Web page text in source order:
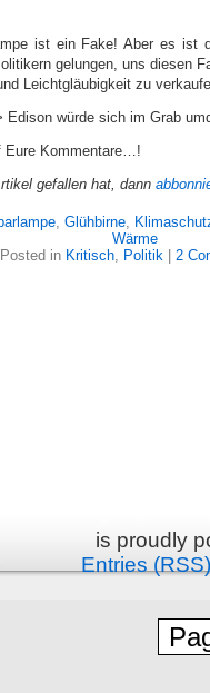
ist ein Fake! Aber es ist
gelungen, uns diesen
Leichtgläubigkeit zu
Edison würde sich im Grab
Eure Kommentare…!
gefallen hat, dann
, Glühbirne,
Wärme
Posted in Kritisch, Politik| 2
is proudly
Entries (RSS)